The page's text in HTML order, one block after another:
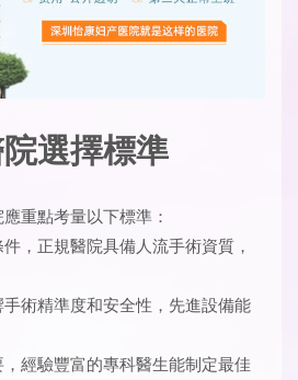
選擇標準
重點考量以下標準：
，正規醫院具備人流手術資質，
術精準度和安全性，先進設備能
經驗豐富的專科醫生能制定最佳